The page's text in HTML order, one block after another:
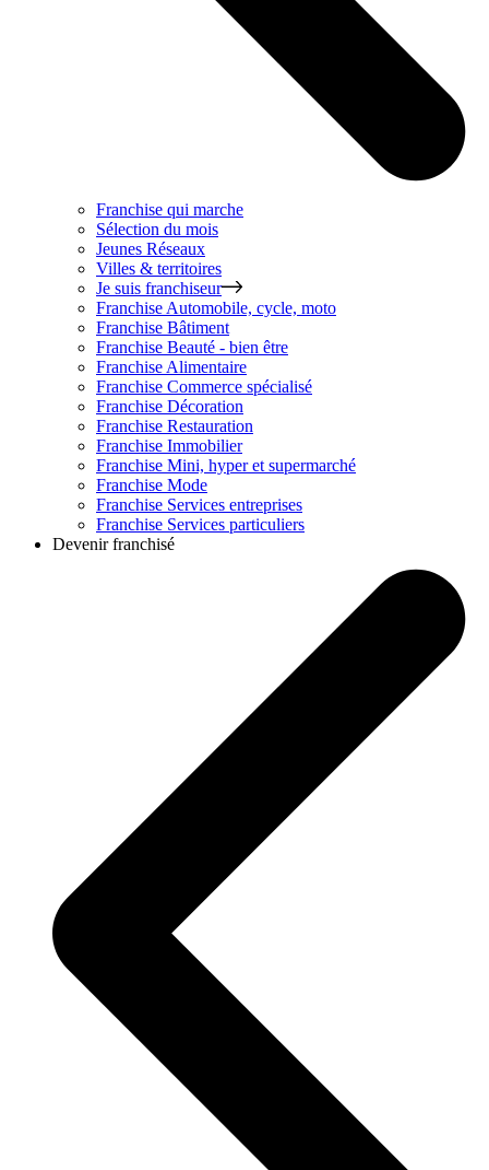
Franchise qui marche
Sélection du mois
Jeunes Réseaux
Villes & territoires
Je suis franchiseur
Franchise Automobile, cycle, moto
Franchise Bâtiment
Franchise Beauté - bien être
Franchise Alimentaire
Franchise Commerce spécialisé
Franchise Décoration
Franchise Restauration
Franchise Immobilier
Franchise Mini, hyper et supermarché
Franchise Mode
Franchise Services entreprises
Franchise Services particuliers
Devenir franchisé